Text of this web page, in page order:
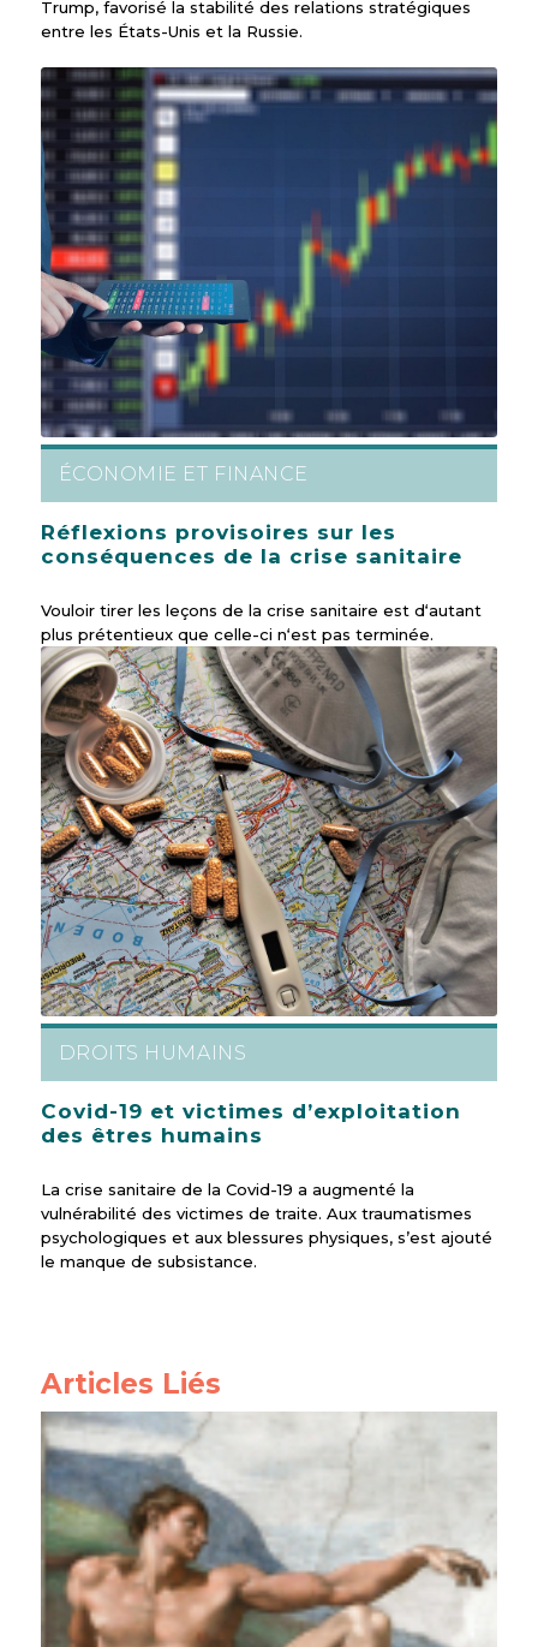
Trump, favorisé la stabilité des relations stratégiques
entre les États-Unis et la Russie.
ÉCONOMIE ET FINANCE
Réflexions provisoires sur les
conséquences de la crise sanitaire
Vouloir tirer les leçons de la crise sanitaire est d‘autant
plus prétentieux que celle-ci n‘est pas terminée.
DROITS HUMAINS
Covid-19 et victimes d’exploitation
des êtres humains
La crise sanitaire de la Covid-19 a augmenté la
vulnérabilité des victimes de traite. Aux traumatismes
psychologiques et aux blessures physiques, s’est ajouté
le manque de subsistance.
Articles Liés